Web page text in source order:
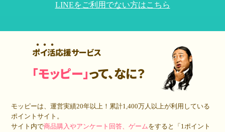
LINEをご利用でない方はこちら
ポイ活応援サービス
「モッピー」って、なに？
モッピーは、運営実績20年以上！累計1,400万人 以上が利用している
ポイントサイト。
サイト内で商品購入やアンケート回答、ゲームをすると「1ポイント